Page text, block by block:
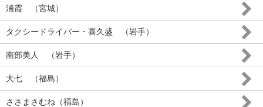
浦霞 （宮城）
タクシードライバー・喜久盛 （岩手）
南部美人 （岩手）
大七 （福島）
ささまさむね（福島）